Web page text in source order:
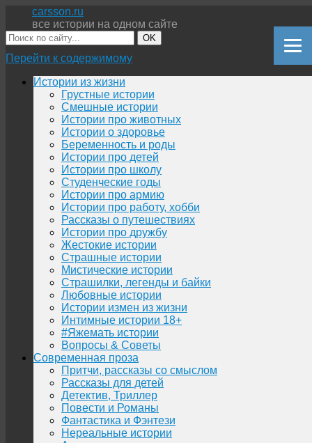
carsson.ru
все истории на одном сайте
OK
Перейти к содержимому
Истории из жизни
Грустные истории
Смешные истории
Истории про животных
Истории о здоровье
Беременность и роды
Истории про детей
Истории про школу
Студенческие годы
Истории про армию
Истории про работу, хобби
Рассказы о путешествиях
Истории про дружбу
Жестокие истории
Страшные истории
Мистические истории
Страшилки, легенды и байки
Любовные истории
Истории измен из жизни
Интимные истории 18+
#Яжемать истории
Вопросы & Советы
Современная проза
Притчи, рассказы со смыслом
Рассказы для детей
Детектив, Триллер
Повести и Романы
Фантастика и Фэнтези
Нереальные истории